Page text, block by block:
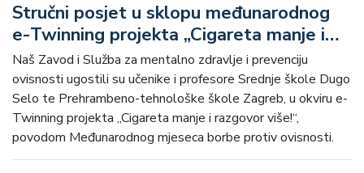
Stručni posjet u sklopu međunarodnog
e-Twinning projekta „Cigareta manje i
razgovor više!“
Naš Zavod i Služba za mentalno zdravlje i prevenciju
ovisnosti ugostili su učenike i profesore Srednje škole Dugo
Selo te Prehrambeno-tehnološke škole Zagreb, u okviru e-
Twinning projekta „Cigareta manje i razgovor više!“,
povodom Međunarodnog mjeseca borbe protiv ovisnosti.